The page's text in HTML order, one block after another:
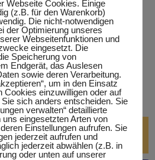
klicken.Eine Teilnahme ist nur
Webseite Cookies. Einige
(z.B. für den Warenkorb)
Die nicht-notwendigen
der Optimierung unseres
Webseitenfunktionen und
eingesetzt. Die
Speicherung von
Endgerät, das Auslesen
sowie deren Verarbeitung.
um in den Einsatz
Cookies einzuwilligen oder auf
Sie sich anders entscheiden. Sie
verwalten“ detaillierte
eingesetzten Arten von
Einstellungen aufrufen. Sie
jederzeit aufrufen und
jederzeit abwählen (z.B. in
oder unten auf unserer